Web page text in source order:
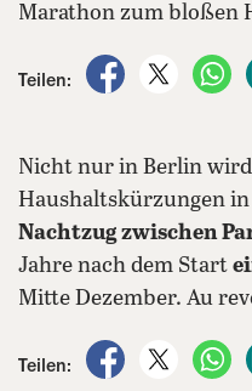
Marathon zum bloßen
Teilen:
auf Facebook
auf X
Nicht nur in Berlin wird
Haushaltskürzungen
Nachtzug zwischen
Jahre nach dem Start
Mitte Dezember. Au
Teilen:
auf Facebook
auf X